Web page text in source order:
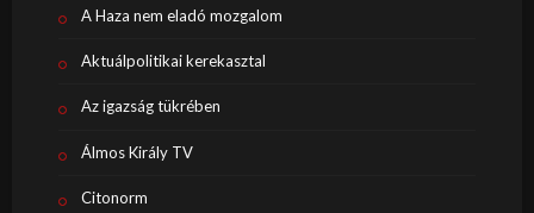
A Haza nem eladó mozgalom
Aktuálpolitikai kerekasztal
Az igazság tükrében
Álmos Király TV
Citonorm